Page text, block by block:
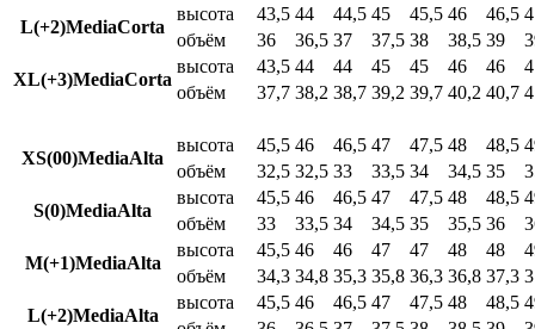
L(+2)MediaCorta
высота 43,5 44 44,5 45 45,5 46 46,5
объём
36 36,5 37 37,5 38 38,5 39
XL(+3)MediaCorta
высота 43,5 44 44 45 45 46 46
объём
37,7 38,2 38,7 39,2 39,7 40,2 40,7
XS(00)MediaAlta
высота 45,5 46 46,5 47 47,5 48 48,5
объём
32,5 32,5 33 33,5 34 34,5 35
S(0)MediaAlta
высота 45,5 46 46,5 47 47,5 48 48,5
объём
33 33,5 34 34,5 35 35,5 36
M(+1)MediaAlta
высота 45,5 46 46 47 47 48 48
объём
34,3 34,8 35,3 35,8 36,3 36,8 37,3
L(+2)MediaAlta
высота 45,5 46 46,5 47 47,5 48 48,5